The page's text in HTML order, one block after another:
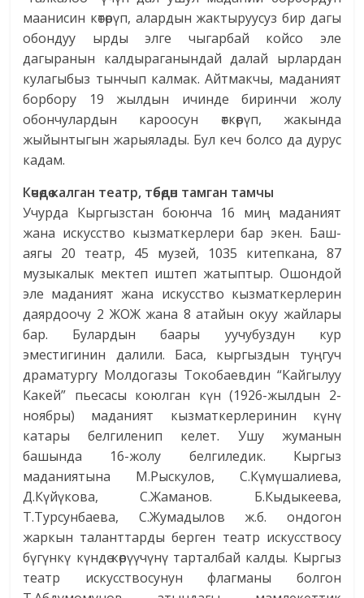
маанисин көтөрүп, алардын жактыруусуз бир дагы
обондуу ырды элге чыгарбай койсо эле
дагыранын калдыраганындай далай ырлардан
кулагыбыз тынчып калмак. Айтмакчы, маданият
борбору 19 жылдын ичинде биринчи жолу
обончулардын кароосун өткөрүп, жакында
жыйынтыгын жарыялады. Бул кеч болсо да дурус
кадам.
Көчөдө калган театр, төбөдөн тамган тамчы
Учурда Кыргызстан боюнча 16 миң маданият
жана искусство кызматкерлери бар экен. Баш-
аягы 20 театр, 45 музей, 1035 китепкана, 87
музыкалык мектеп иштеп жатыптыр. Ошондой
эле маданият жана искусство кызматкерлерин
даярдоочу 2 ЖОЖ жана 8 атайын окуу жайлары
бар. Булардын баары уучубуздун кур
эместигинин далили. Баса, кыргыздын туңгуч
драматургу Молдогазы Токобаевдин “Кайгылуу
Какей” пьесасы коюлган күн (1926-жылдын 2-
ноябры) маданият кызматкерлеринин күнү
катары белгиленип келет. Ушу жуманын
башында 16-жолу белгиледик. Кыргыз
маданиятына М.Рыскулов, С.Күмүшалиева,
Д.Күйүкова, С.Жаманов. Б.Кыдыкеева,
Т.Турсунбаева, С.Жумадылов ж.б. ондогон
жаркын таланттарды берген театр искусствосу
бүгүнкү күндө көрүүчүнү тарталбай калды. Кыргыз
театр искусствосунун флагманы болгон